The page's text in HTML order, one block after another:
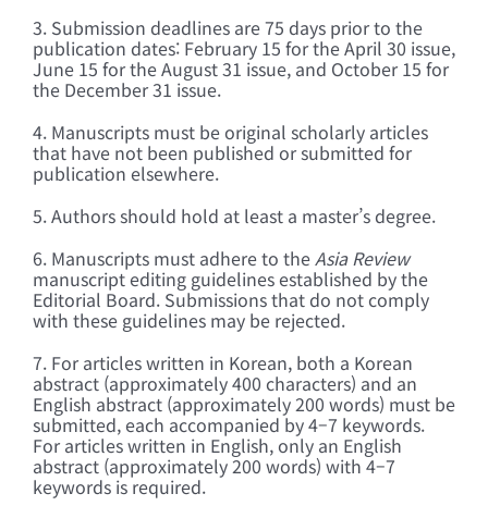
3. Submission deadlines are 75 days prior to the
publication dates: February 15 for the April 30 issue,
June 15 for the August 31 issue, and October 15 for
the December 31 issue.
4. Manuscripts must be original scholarly articles
that have not been published or submitted for
publication elsewhere.
5. Authors should hold at least a master’s degree.
6. Manuscripts must adhere to theAsia Review
manuscript editing guidelines established by the
Editorial Board. Submissions that do not comply
with these guidelines may be rejected.
7. For articles written in Korean, both a Korean
abstract (approximately 400 characters) and an
English abstract (approximately 200 words) must be
submitted, each accompanied by 4–7 keywords.
For articles written in English, only an English
abstract (approximately 200 words) with 4–7
keywords is required.